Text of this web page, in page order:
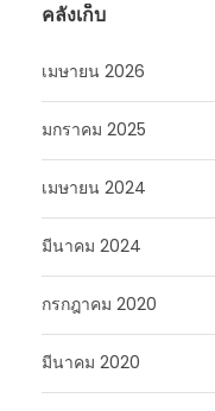
คลังเก็บ
เมษายน 2026
มกราคม 2025
เมษายน 2024
มีนาคม 2024
กรกฎาคม 2020
มีนาคม 2020